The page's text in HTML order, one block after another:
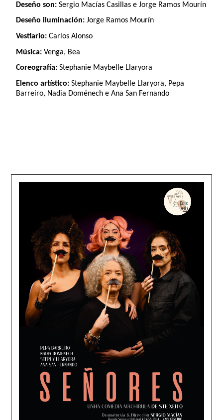
Deseño son:Sergio Macías Casillas e Jorge Ramos Mourín
Deseño iluminación:Jorge Ramos Mourín
Vestiario:Carlos Alonso
Música: Venga, Bea
Coreografía:Stephanie Maybelle Llaryora
Elenco artístico: Stephanie Maybelle Llaryora, Pepa
Barreiro, Nadia Doménech e Ana San Fernando